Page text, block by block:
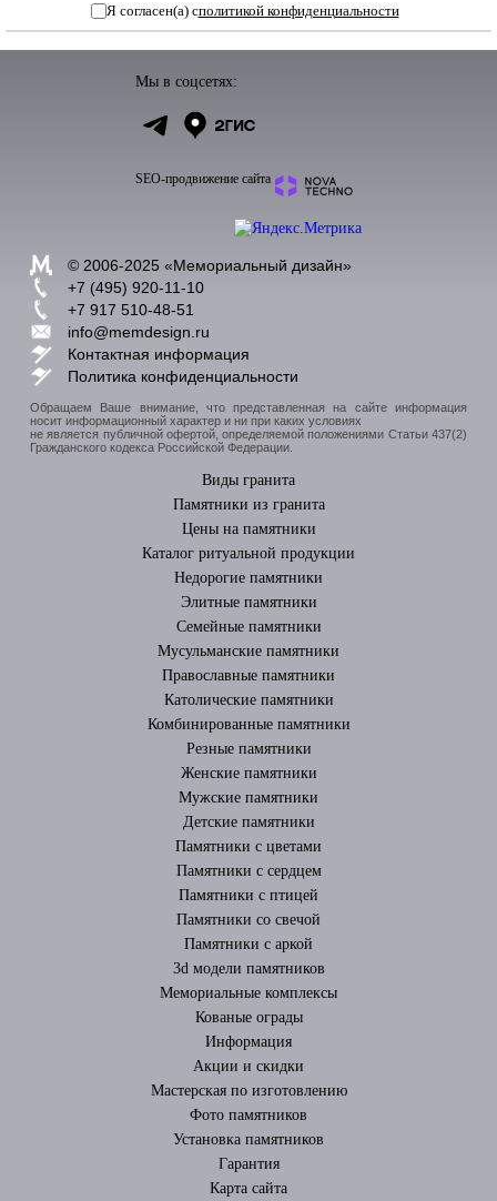
Я согласен(а) сполитикой конфиденциальности
Мы в соцсетях:
SEO-продвижение сайта
© 2006-2025 «Мемориальный дизайн»
+7 (495) 920-11-10
+7 917 510-48-51
info@memdesign.ru
Контактная информация
Политика конфиденциальности
Обращаем Ваше внимание, что представленная на сайте информация
носит информационный характер и ни при каких условиях
не является публичной офертой, определяемой положениями Статьи 437(2)
Гражданского кодекса Российской Федерации.
Виды гранита
Памятники из гранита
Цены на памятники
Каталог ритуальной продукции
Недорогие памятники
Элитные памятники
Cемейные памятники
Мусульманские памятники
Православные памятники
Католические памятники
Комбинированные памятники
Резные памятники
Женские памятники
Мужские памятники
Детские памятники
Памятники с цветами
Памятники с сердцем
Памятники с птицей
Памятники со свечой
Памятники с аркой
3d модели памятников
Мемориальные комплексы
Кованые ограды
Информация
Акции и скидки
Мастерская по изготовлению
Фото памятников
Установка памятников
Гарантия
Карта сайта